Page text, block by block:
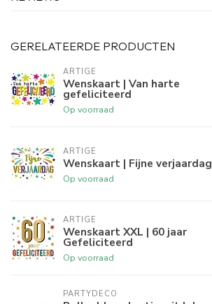
GERELATEERDE PRODUCTEN
ARTIGE
Wenskaart | Van harte
gefeliciteerd
Op voorraad
ARTIGE
Wenskaart | Fijne verjaardag
Op voorraad
ARTIGE
Wenskaart XXL | 60 jaar
Gefeliciteerd
Op voorraad
PARTYDECO